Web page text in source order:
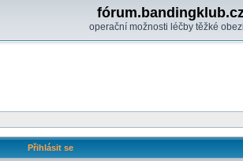
operační možnosti léčby těžké
Přihlásit se